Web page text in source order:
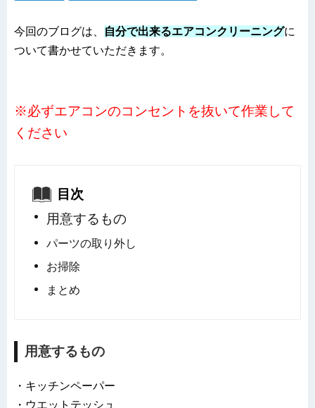
今回のブログは、 自分で出来るエアコンクリーニングに
ついて書かせていただきます。
※必ずエアコンのコンセントを抜いて作業して
ください
目次
用意するもの
パーツの取り外し
お掃除
まとめ
用意するもの
・キッチンペーパー
・ウエットテッシュ